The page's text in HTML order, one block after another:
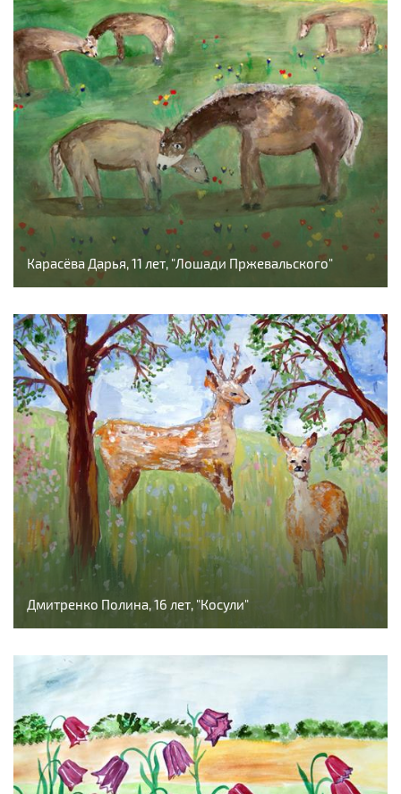
Карасёва Дарья, 11 лет, "Лошади Пржевальского"
Дмитренко Полина, 16 лет, "Косули"